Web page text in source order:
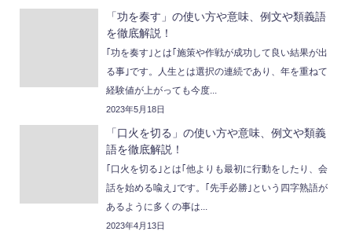
「功を奏す」の使い方や意味、例文や類義語
を徹底解説！
｢功を奏す｣とは｢施策や作戦が成功して良い結果が出
る事｣です。人生とは選択の連続であり、年を重ねて
経験値が上がっても今度...
2023年5月18日
「口火を切る」の使い方や意味、例文や類義
語を徹底解説！
｢口火を切る｣とは｢他よりも最初に行動をしたり、会
話を始める喩え｣です。｢先手必勝｣という四字熟語が
あるように多くの事は...
2023年4月13日